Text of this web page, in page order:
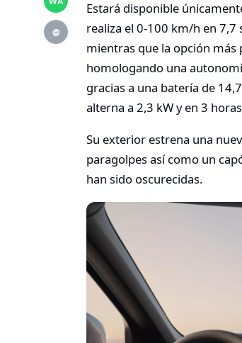
@
Estará disponible
realiza el 0-100 km/h en
mientras que la opción más
homologando una
gracias a una batería de
alterna a 2,3 kW y en 3
Su exterior estrena una
paragolpes así como un
han sido oscurecidas.